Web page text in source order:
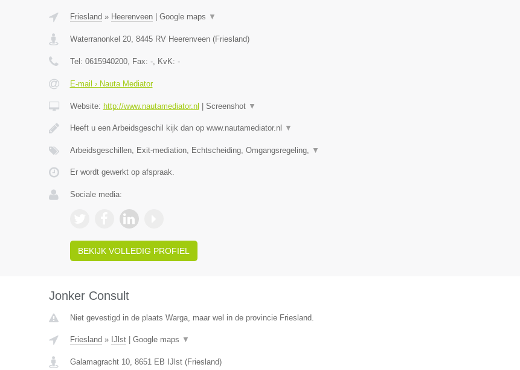
Friesland » Heerenveen| Google maps ▼
Waterranonkel 20, 8445 RV Heerenveen(Friesland)
Tel: 0615940200, Fax: -, KvK: -
E-mail › Nauta Mediator
Website: http://www.nautamediator.nl Screenshot ▼
Heeft u een Arbeidsgeschil kijk dan op www.nautamediator.nl ▼
Arbeidsgeschillen, Exit-mediation, Echtscheiding, Omgangsregeling, ▼
Er wordt gewerkt op afspraak.
Sociale media:
BEKIJK VOLLEDIG PROFIEL
Jonker Consult
Niet gevestigd in de plaats Warga, maar wel in de provincie Friesland.
Friesland » IJlst| Google maps ▼
Galamagracht 10, 8651 EB IJlst(Friesland)